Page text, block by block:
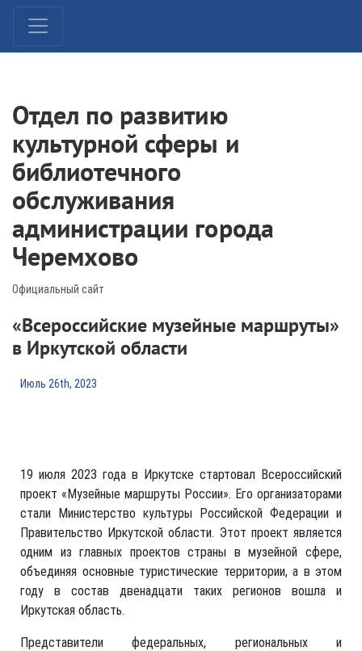
Отдел по развитию
культурной сферы и
библиотечного
обслуживания
администрации города
Черемхово
Официальный сайт
«Всероссийские музейные маршруты»
в Иркутской области
Июль 26th, 2023
19 июля 2023 года в Иркутске стартовал Всероссийский
проект «Музейные маршруты России». Его организаторами
стали Министерство культуры Российской Федерации и
Правительство Иркутской области. Этот проект является
одним из главных проектов страны в музейной сфере,
объединяя основные туристические территории, а в этом
году в состав двенадцати таких регионов вошла и
Иркутская область.
Представители федеральных, региональных и